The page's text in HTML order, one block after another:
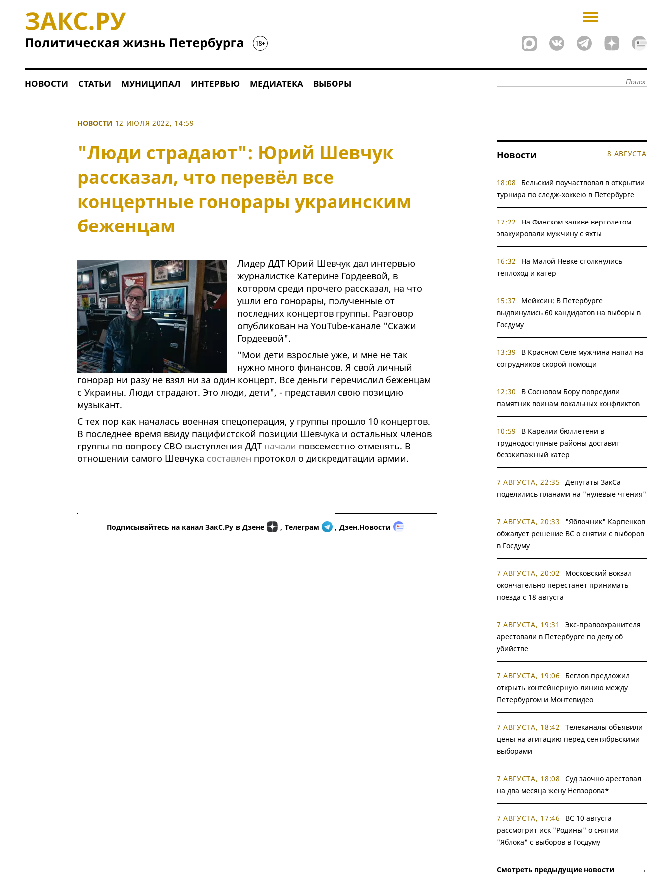
НОВОСТИ СТАТЬИ МУНИЦИПАЛ ИНТЕРВЬЮ МЕДИАТЕКА ВЫБОРЫ
НОВОСТИ 12 ИЮЛЯ 2022, 14:59
"Люди страдают": Юрий Шевчук
рассказал, что перевёл все
концертные гонорары украинским
беженцам
Лидер ДДТ Юрий Шевчук дал интервью
журналистке Катерине Гордеевой, в
котором среди прочего рассказал, на что
ушли его гонорары, полученные от
последних концертов группы. Разговор
опубликован на YouTube-канале "Скажи
Гордеевой".
"Мои дети взрослые уже, и мне не так
нужно много финансов. Я свой личный
гонорар ни разу не взял ни за один концерт. Все деньги перечислил беженцам
с Украины. Люди страдают. Это люди, дети", - представил свою позицию
музыкант.
С тех пор как началась военная спецоперация, у группы прошло 10 концертов.
В последнее время ввиду пацифистской позиции Шевчука и остальных членов
группы по вопросу СВО выступления ДДТ начали повсеместно отменять. В
отношении самого Шевчука составлен протокол о дискредитации армии.
Подписывайтесь на канал ЗакС.Ру в Дзене , Телеграм , Дзен.Новости
Новости 8 АВГУСТА
18:08
Бельский поучаствовал в открытии
турнира по следж-хоккею в Петербурге
17:22
На Финском заливе вертолетом
эвакуировали мужчину с яхты
16:32
На Малой Невке столкнулись
теплоход и катер
15:37
Мейксин: В Петербурге
выдвинулись 60 кандидатов на выборы в
Госдуму
13:39
В Красном Селе мужчина напал на
сотрудников скорой помощи
12:30
В Сосновом Бору повредили
памятник воинам локальных конфликтов
10:59
В Карелии бюллетени в
труднодоступные районы доставит
безэкипажный катер
7 АВГУСТА, 22:35
Депутаты ЗакСа
поделились планами на "нулевые чтения"
7 АВГУСТА, 20:33
"Яблочник" Карпенков
обжалует решение ВС о снятии с выборов
в Госдуму
7 АВГУСТА, 20:02
Московский вокзал
окончательно перестанет принимать
поезда с 18 августа
7 АВГУСТА, 19:31
Экс-правоохранителя
арестовали в Петербурге по делу об
убийстве
7 АВГУСТА, 19:06
Беглов предложил
открыть контейнерную линию между
Петербургом и Монтевидео
7 АВГУСТА, 18:42
Телеканалы объявили
цены на агитацию перед сентябрьскими
выборами
7 АВГУСТА, 18:08
Суд заочно арестовал
на два месяца жену Невзорова*
7 АВГУСТА, 17:46
ВС 10 августа
рассмотрит иск "Родины" о снятии
"Яблока" с выборов в Госдуму
Смотреть предыдущие новости →